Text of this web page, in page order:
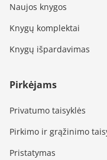
Naujos knygos
Knygų komplektai
Knygų išpardavimas
Pirkėjams
Privatumo taisyklės
Pirkimo ir grąžinimo
Pristatymas